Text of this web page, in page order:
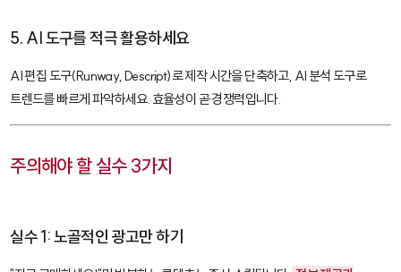
5. AI 도구를 적극 활용하세요
AI 편집 도구(Runway,Descript)로 제작 시간을 단축하고, AI 분석 도구로
트렌드를 빠르게 파악하세요. 효율성이 곧 경쟁력입니다.
주의해야 할 실수 3가지
실수 1: 노골적인 광고만 하기